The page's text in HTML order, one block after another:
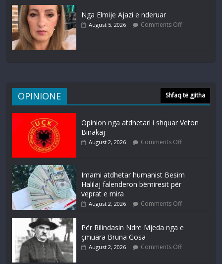
Nga Elmije Ajazi e nderuar
August 5, 2026 Comments Off
OPINIONE Shfaq të gjitha
Opinion nga atdhetari i shquar Veton
Binakaj
August 2, 2026 Comments Off
Imami atdhetar humanist Besim
Halilaj falenderon bëmiresit për
veprat e mira
August 2, 2026 Comments Off
Për Rilindasin Ndre Mjeda nga e
çmuara Bruna Gosa
August 2, 2026 Comments Off